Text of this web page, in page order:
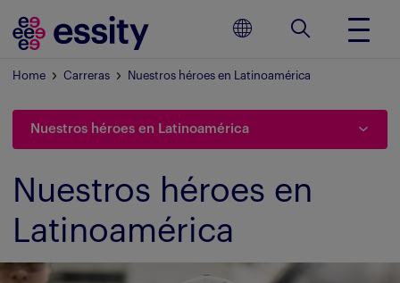
Home Carreras Nuestros héroes en Latinoamérica
Nuestros héroes en Latinoamérica
Nuestros héroes en
Latinoamérica